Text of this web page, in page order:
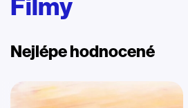
Nejlépe hodnocené